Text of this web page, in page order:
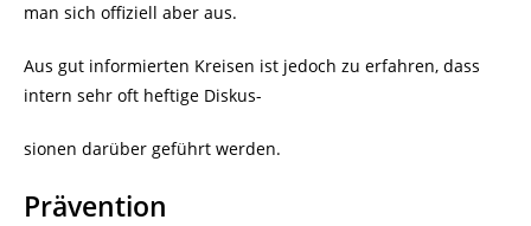
man sich offiziell aber aus.
Aus gut informierten Kreisen ist jedoch zu erfahren, dass
intern sehr oft heftige Diskus-
sionen darüber geführt werden.
Prävention